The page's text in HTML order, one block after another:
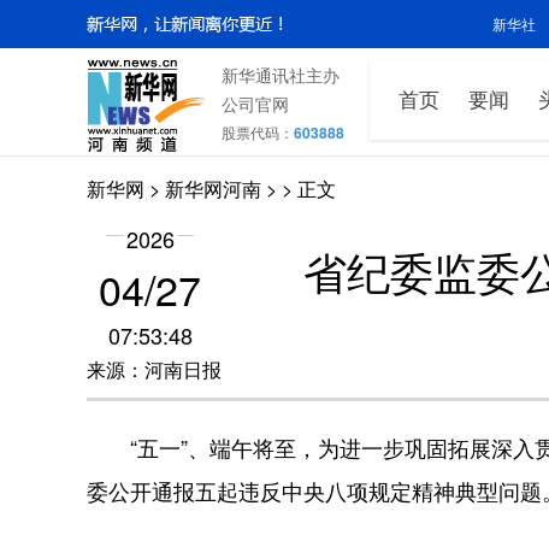
新华社
新华通讯社主办
公司官网
股票代码： 603888
首页 要闻
新华网 > 新华网河南 > > 正文
2026
04/27
07:53:48
来源：河南日报
省纪委监委
“五一”、端午将至，为进一步巩固拓展深入
委公开通报五起违反中央八项规定精神典型问题。